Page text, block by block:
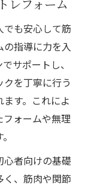
レフォーム
でも安心して筋
指導に力を入
サポートし、
を丁寧に行う
す。これによ
ォームや無理
心者向けの基礎
く、筋肉や関節